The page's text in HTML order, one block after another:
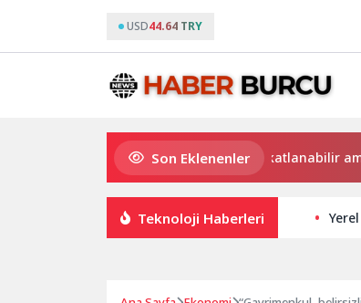
USD44.64 TRY
Son Eklenenler
Dünyanın en ince ve en güçlü katlanabilir amiral
Teknoloji Haberleri